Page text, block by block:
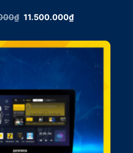
₫ Giá
12.500.000₫.
11.500.000₫Giá
hiện
là:
11.500.000₫.